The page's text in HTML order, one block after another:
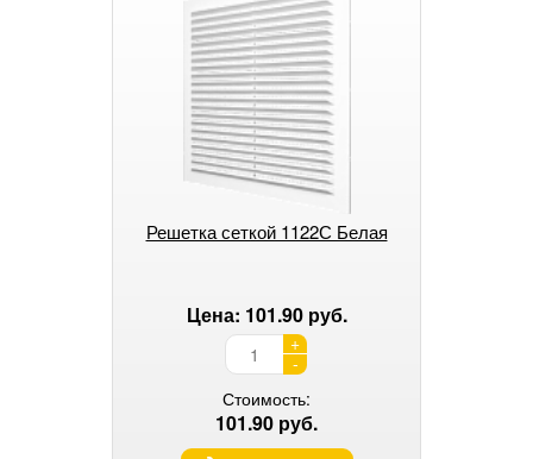
Решетка сеткой 1122С Белая
Цена: 101.90 руб.
+
-
Стоимость:
101.90 руб.